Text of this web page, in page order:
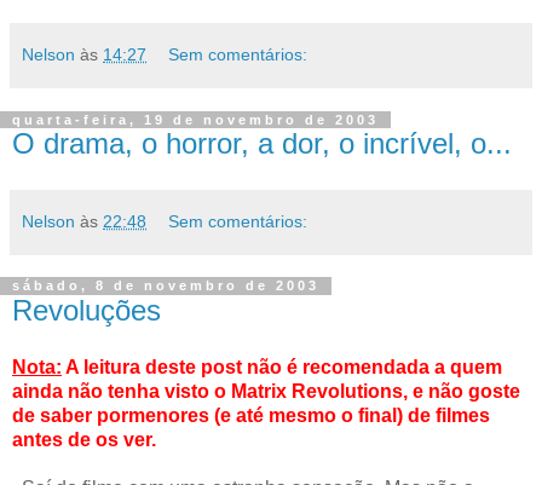
Nelson às 14:27 Sem comentários:
quarta-feira, 19 de novembro de 2003
O drama, o horror, a dor, o incrível, o...
Nelson às 22:48 Sem comentários:
sábado, 8 de novembro de 2003
Revoluções
Nota: A leitura deste post não é recomendada a quem
ainda não tenha visto o Matrix Revolutions, e não goste
de saber pormenores (e até mesmo o final) de filmes
antes de os ver.